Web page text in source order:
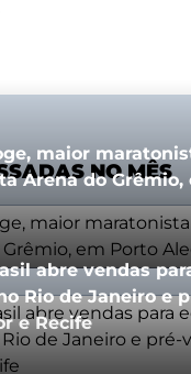
NO MÊS
maior
Arena do Grêmio,
abre vendas
Rio de Janeiro e
e Recife